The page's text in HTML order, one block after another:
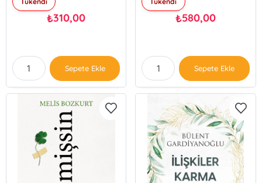
₺310,00
Sepete Ekle
₺580,00
Sepete Ekle